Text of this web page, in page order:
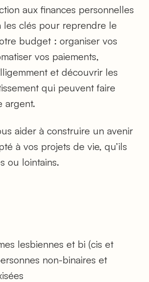
aux finances personnelles
les clés pour reprendre le
budget : organiser vos
vos paiements,
et découvrir les
qui peuvent faire
argent.
aider à construire un avenir
à vos projets de vie, qu’ils
ou lointains.
lesbiennes et bi (cis et
non-binaires et